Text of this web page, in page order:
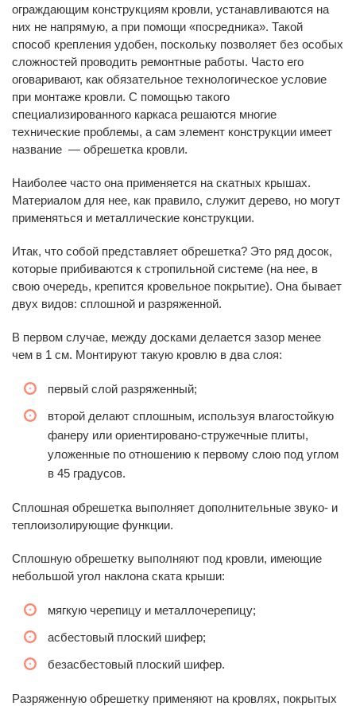
ограждающим конструкциям кровли, устанавливаются на
них не напрямую, а при помощи «посредника». Такой
способ крепления удобен, поскольку позволяет без особых
сложностей проводить ремонтные работы. Часто его
оговаривают, как обязательное технологическое условие
при монтаже кровли. С помощью такого
специализированного каркаса решаются многие
технические проблемы, а сам элемент конструкции имеет
название — обрешетка кровли.
Наиболее часто она применяется на скатных крышах.
Материалом для нее, как правило, служит дерево, но могут
применяться и металлические конструкции.
Итак, что собой представляет обрешетка? Это ряд досок,
которые прибиваются к стропильной системе (на нее, в
свою очередь, крепится кровельное покрытие). Она бывает
двух видов: сплошной и разряженной.
В первом случае, между досками делается зазор менее
чем в 1 см. Монтируют такую кровлю в два слоя:
первый слой разряженный;
второй делают сплошным, используя влагостойкую
фанеру или ориентировано-стружечные плиты,
уложенные по отношению к первому слою под углом
в 45 градусов.
Сплошная обрешетка выполняет дополнительные звуко- и
теплоизолирующие функции.
Сплошную обрешетку выполняют под кровли, имеющие
небольшой угол наклона ската крыши:
мягкую черепицу и металлочерепицу;
асбестовый плоский шифер;
безасбестовый плоский шифер.
Разряженную обрешетку применяют на кровлях, покрытых